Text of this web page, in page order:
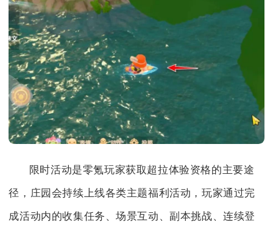
限时活动是零氪玩家获取超拉体验资格的主要途
径，庄园会持续上线各类主题福利活动，玩家通过完
成活动内的收集任务、场景互动、副本挑战、连续登